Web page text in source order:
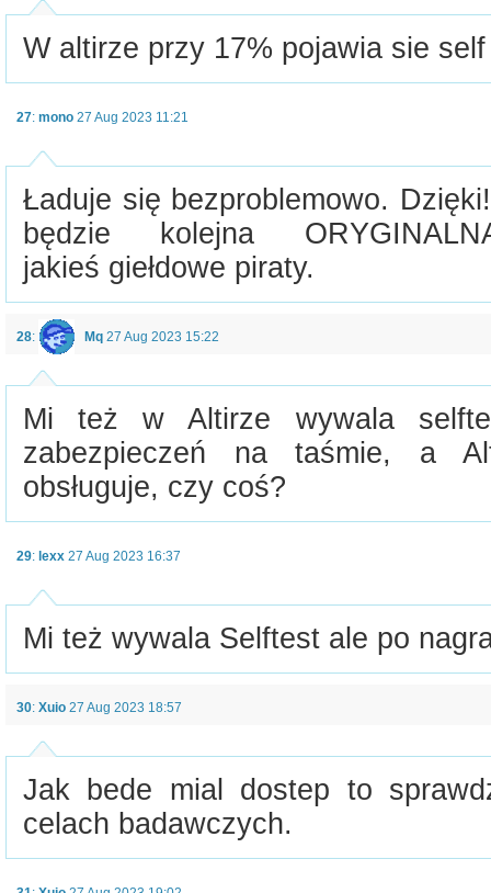
W altirze przy 17% pojawia sie
27: mono 27 Aug 2023 11:21
Ładuje się bezproblemowo.
będzie kolejna
jakieś giełdowe piraty.
28: Mq 27 Aug 2023 15:22
Mi też w Altirze wywala
zabezpieczeń na taśmie, a
obsługuje, czy coś?
29: lexx 27 Aug 2023 16:37
Mi też wywala Selftest ale po
30: Xuio 27 Aug 2023 18:57
Jak bede mial dostep to
celach badawczych.